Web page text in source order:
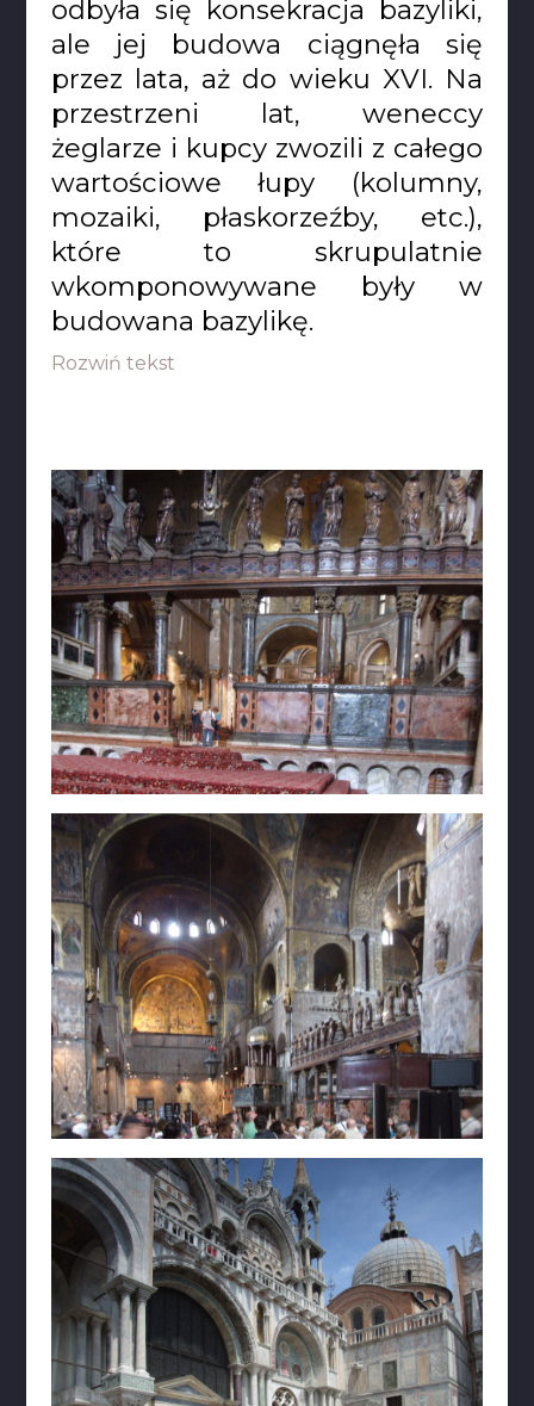
odbyła się konsekracja bazyliki,
ale jej budowa ciągnęła się
przez lata, aż do wieku XVI. Na
przestrzeni lat, weneccy
żeglarze i kupcy zwozili z całego
wartościowe łupy (kolumny,
mozaiki, płaskorzeźby, etc.),
które to skrupulatnie
wkomponowywane były w
budowana bazylikę.
Rozwiń tekst